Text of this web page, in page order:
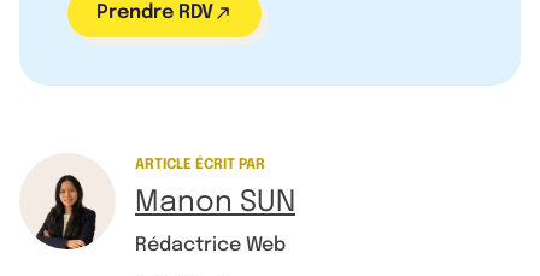
Prendre RDV
ARTICLE ÉCRIT PAR
Manon SUN
Rédactrice Web